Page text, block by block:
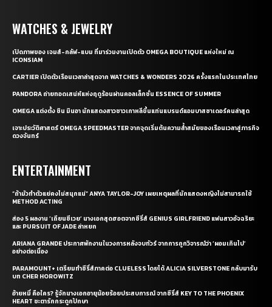
WATCHES & JEWELRY
เปิดภาพของ เจมส์-กลัฟ-แบม ที่มาร่วมงานเปิดตัว OMEGA BOUTIQUE แห่งใหม่ ณ
ICONSIAM
CARTIER เปิดตัวเรือนเวลาล่าสุดจาก WATCHES & WONDERS 2026 ครั้งแรกในประเทศไทย
PANDORA ถ่ายทอดเสน่ห์แห่งฤดูร้อนผ่านคอลเล็กชั่น ESSENCE OF SUMMER
OMEGA แต่งตั้ง ชิน มินอา นักแสดงสาวชาวเกาหลีขึ้นแท่นแบรนด์แอมบาสซาเดอร์คนล่าสุด
เจาะประวัติศาสตร์ OMEGA SPEEDMASTER จากจุดเริ่มต้นความล้ำสมัยของเรือนเวลาสู่ภารกิจ
ดวงจันทร์
ENTERTAINMENT
“ถ้ามัวทำตัวแย่คงไม่สนุกแน่” ANYA TAYLOR-JOY เผยเหตุผลที่นักแสดงหญิงไม่สามารถใช้
METHOD ACTING
ส่อง 5 ผลงาน ‘เถียนซีเวย’ นางเอกสุดฮอตจากซีรี่ส์ GENIUS GIRLFRIEND แฟนสาวอัจฉริยะ
และ PURSUIT OF JADE ล่าหยก
ARIANA GRANDE ประกาศพักงานในวงการหลังจบทัวร์ จากการถูกวิจารณ์ว่า ‘ผอมเกินไป’
อย่างต่อเนื่อง
PARAMOUNT+ เตรียมทำซีรี่ส์ภาคต่อ CLUELESS โดยได้ ALICIA SILVERSTONE กลับมารับ
บท CHER HOROWITZ
อ้ายหมี่ คือใคร? รู้จักนางเอกอายุน้อยร้อยประสบการณ์ จากซีรี่ส์ KEY TO THE PHOENIX
HEART ชะตารักกระดูกปักษา